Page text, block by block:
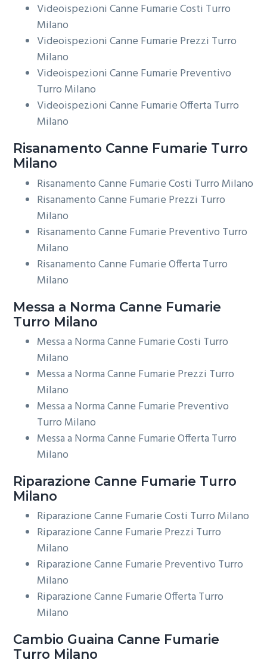
Videoispezioni Canne Fumarie Costi Turro
Milano
Videoispezioni Canne Fumarie Prezzi Turro
Milano
Videoispezioni Canne Fumarie Preventivo
Turro Milano
Videoispezioni Canne Fumarie Offerta Turro
Milano
Risanamento Canne Fumarie Turro
Milano
Risanamento Canne Fumarie Costi Turro Milano
Risanamento Canne Fumarie Prezzi Turro
Milano
Risanamento Canne Fumarie Preventivo Turro
Milano
Risanamento Canne Fumarie Offerta Turro
Milano
Messa a Norma Canne Fumarie
Turro Milano
Messa a Norma Canne Fumarie Costi Turro
Milano
Messa a Norma Canne Fumarie Prezzi Turro
Milano
Messa a Norma Canne Fumarie Preventivo
Turro Milano
Messa a Norma Canne Fumarie Offerta Turro
Milano
Riparazione Canne Fumarie Turro
Milano
Riparazione Canne Fumarie Costi Turro Milano
Riparazione Canne Fumarie Prezzi Turro
Milano
Riparazione Canne Fumarie Preventivo Turro
Milano
Riparazione Canne Fumarie Offerta Turro
Milano
Cambio Guaina Canne Fumarie
Turro Milano